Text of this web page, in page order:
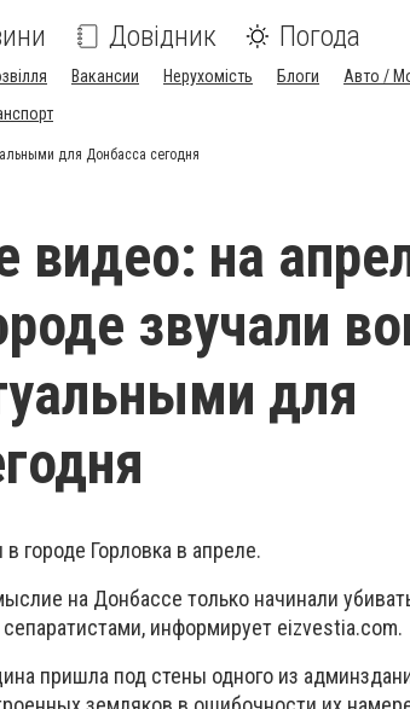
Довідник Погода
Вакансии Нерухомість Блоги Авто /
для Донбасса сегодня
видео: на
звучали
для
городе Горловка в апреле.
на Донбассе только начинали
информирует еizvestia.com.
пришла под стены одного из